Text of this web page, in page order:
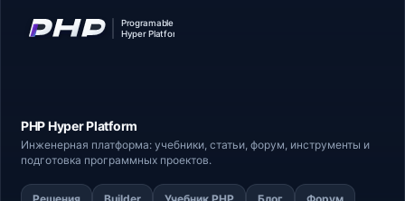
PHP HyperPlatform
Инженерная платформа: учебники, статьи, форум , инструменты и
подготовка программных проектов.